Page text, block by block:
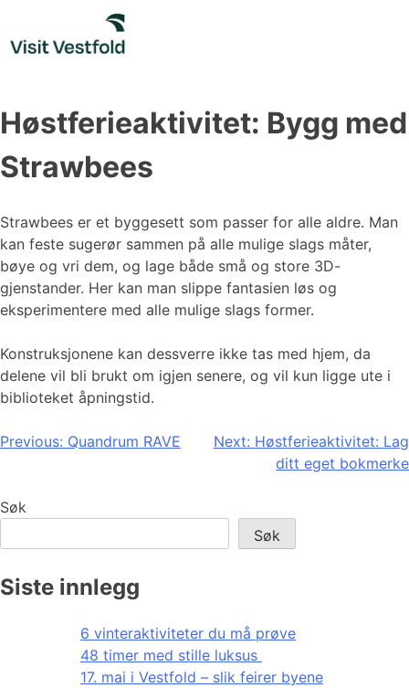
content
Høstferieaktivitet: Bygg med
Strawbees
Strawbees er et byggesett som passer for alle aldre. Man
kan feste sugerør sammen på alle mulige slags måter,
bøye og vri dem, og lage både små og store 3D-
gjenstander. Her kan man slippe fantasien løs og
eksperimentere med alle mulige slags former.
Konstruksjonene kan dessverre ikke tas med hjem, da
delene vil bli brukt om igjen senere, og vil kun ligge ute i
biblioteket åpningstid.
Innleggsnavigasjon
Previous: Quandrum RAVE Next: Høstferieaktivitet: Lag
ditt eget bokmerke
Søk
Søk
Siste innlegg
6 vinteraktiviteter du må prøve
48 timer med stille luksus
17. mai i Vestfold – slik feirer byene